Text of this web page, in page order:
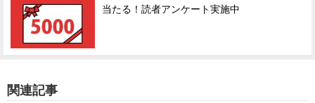
当たる！読者アンケート実施中
関連記事